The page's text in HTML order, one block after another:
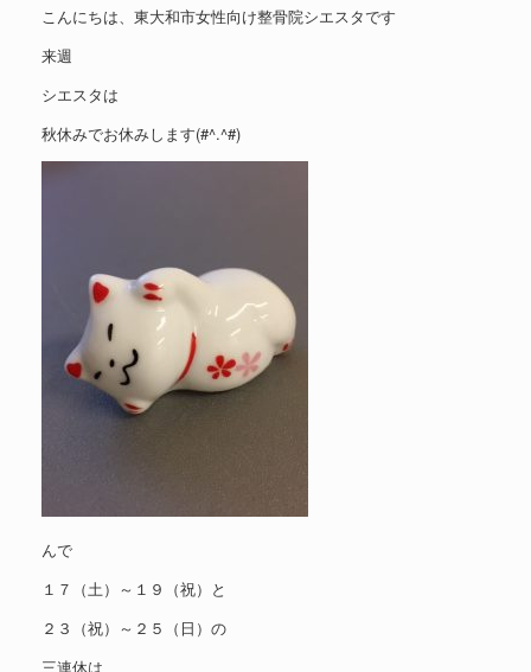
こんにちは、東大和市女性向け整骨院シエスタです
来週
シエスタは
秋休みでお休みします(#^.^#)
んで
１７（土）～１９（祝）と
２３（祝）～２５（日）の
三連休は